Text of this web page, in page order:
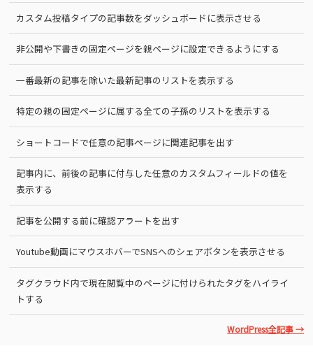
カスタム投稿タイプの記事数をダッシュボードに表示させる
非公開や下書きの固定ページを親ページに設定できるようにする
一番最新の記事を除いた最新記事のリストを表示する
特定の親の固定ページに属する全ての子孫のリストを表示する
ショートコードで任意の記事ページに関連記事を出す
記事内に、前後の記事に付与した任意のカスタムフィールドの値を
表示する
記事を公開する前に確認アラートを出す
Youtube動画にマウスホバーでSNSへのシェアボタンを表示させる
タグクラウド内で現在閲覧中のページに付けられたタグをハイライ
トする
WordPress全記事 →